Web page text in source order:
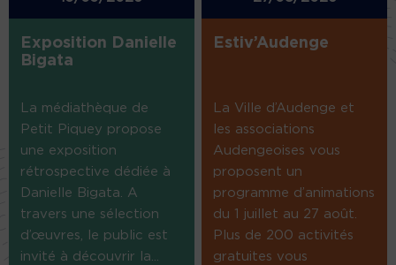
Exposition Danielle
Bigata
La médiathèque de
Petit Piquey propose
une exposition
rétrospective dédiée à
Danielle Bigata. A
travers une sélection
d’œuvres, le public est
invité à découvrir la...
Estiv’Audenge
La Ville d’Audenge et
les associations
Audengeoises vous
proposent un
programme d’animations
du 1 juillet au 27 août.
Plus de 200 activités
gratuites vous